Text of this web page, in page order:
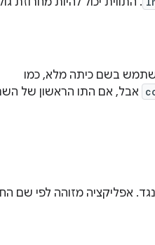
בשם כיתה מלא, כמו
אבל, אם התו הראשון של
אפליקציה מזוהה לפי שם